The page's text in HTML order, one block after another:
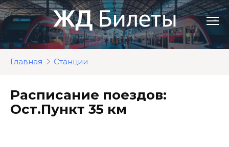
Перейти
к
контенту
Главная Станции
Расписание поездов:
Ост.Пункт 35 км